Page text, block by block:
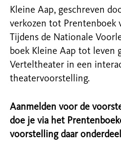
Kleine Aap, geschreven
verkozen tot Prentenboek
Tijdens de Nationale
boek Kleine Aap tot leven
Verteltheater in een
theatervoorstelling.
Aanmelden voor de
doe je via het
voorstelling daar